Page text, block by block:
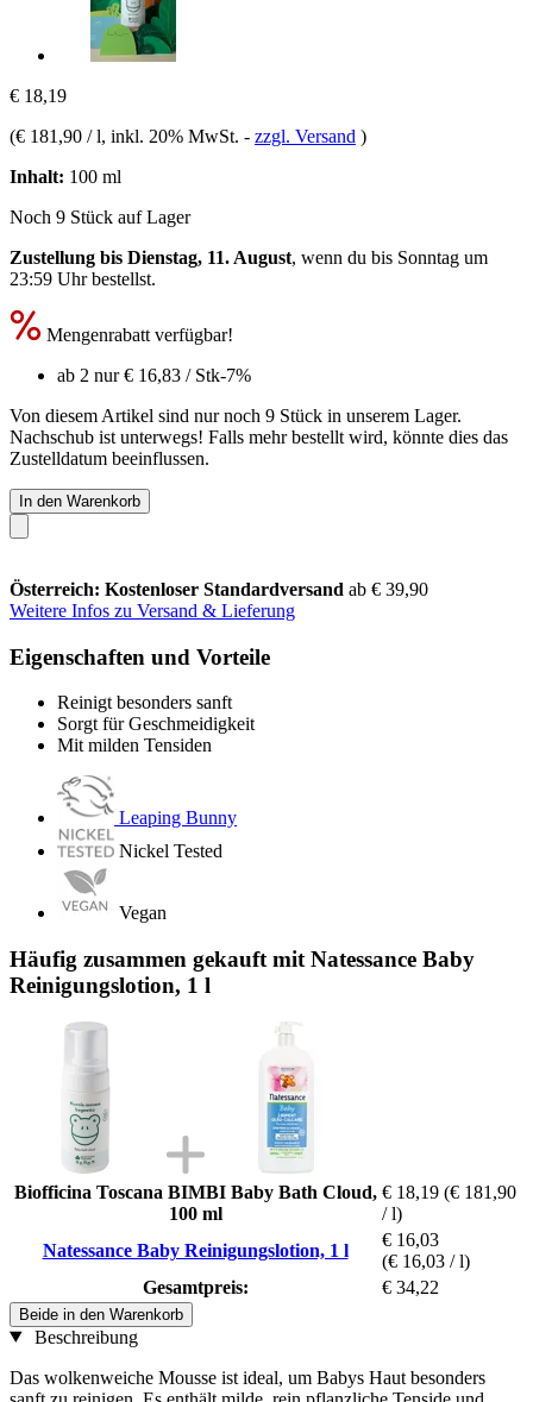
€ 18,19
(€ 181,90 / l, inkl. 20% MwSt. - zzgl. Versand )
Inhalt: 100 ml
Noch 9 Stück auf Lager
Zustellung bis Dienstag, 11. August, wenn du bis Sonntag um
23:59 Uhrbestellst.
Mengenrabatt verfügbar!
ab 2 nur€ 16,83 / Stk-7%
Von diesem Artikel sind nur noch 9 Stück in unserem Lager.
Nachschub ist unterwegs! Falls mehr bestellt wird, könnte dies das
Zustelldatum beeinflussen.
In den Warenkorb
Österreich: Kostenloser Standardversand ab € 39,90
Weitere Infos zu Versand & Lieferung
Eigenschaften und Vorteile
Reinigt besonders sanft
Sorgt für Geschmeidigkeit
Mit milden Tensiden
Leaping Bunny
Nickel Tested
Vegan
Häufig zusammen gekauft mit Natessance Baby
Reinigungslotion, 1 l
Biofficina Toscana BIMBI Baby Bath Cloud,
100 ml
€ 18,19 (€ 181,90
/ l)
Natessance Baby Reinigungslotion, 1 l
€ 16,03
(€ 16,03 / l)
Gesamtpreis:
€ 34,22
Beide in den Warenkorb
Beschreibung
Das wolkenweiche Mousse ist ideal, um Babys Haut besonders